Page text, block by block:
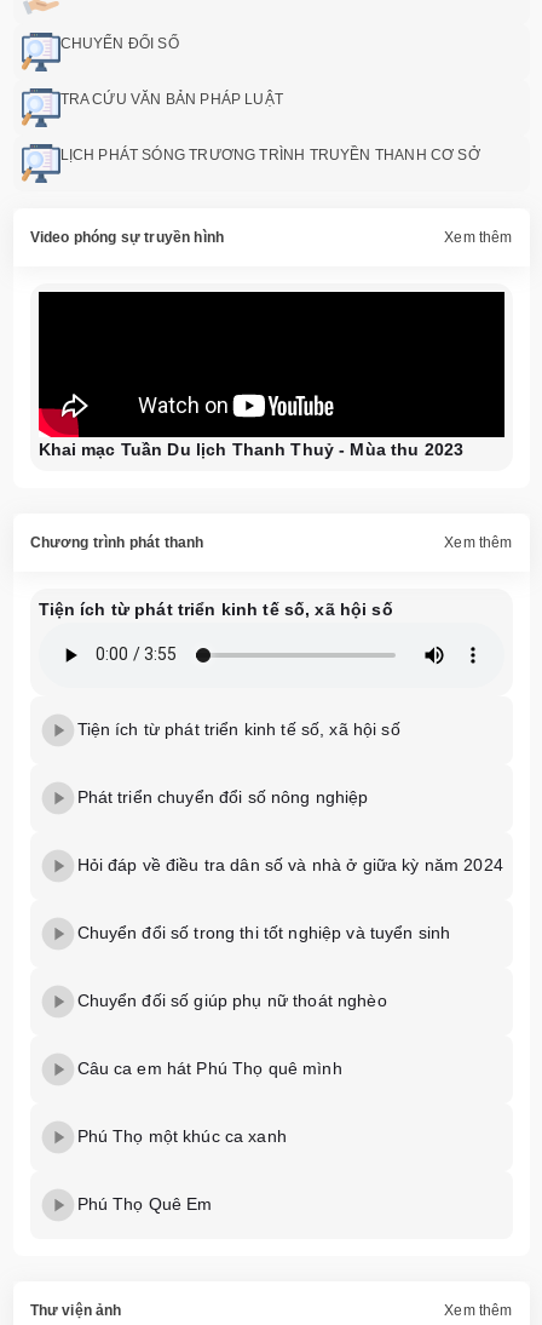
CHUYỂN ĐỔI SỐ
TRA CỨU VĂN BẢN PHÁP LUẬT
LỊCH PHÁT SÓNG TRƯƠNG TRÌNH TRUYỀN THANH CƠ SỞ
Video phóng sự truyền hình Xem thêm
Khai mạc Tuần Du lịch Thanh Thuỷ - Mùa thu 2023
Chương trình phát thanh Xem thêm
Tiện ích từ phát triển kinh tế số, xã hội số
Tiện ích từ phát triển kinh tế số, xã hội số
Phát triển chuyển đổi số nông nghiệp
Hỏi đáp về điều tra dân số và nhà ở giữa kỳ năm 2024
Chuyển đổi số trong thi tốt nghiệp và tuyển sinh
Chuyển đối số giúp phụ nữ thoát nghèo
Câu ca em hát Phú Thọ quê mình
Phú Thọ một khúc ca xanh
Phú Thọ Quê Em
Thư viện ảnh Xem thêm